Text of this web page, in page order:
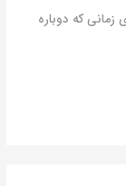
زمانی که دوباره